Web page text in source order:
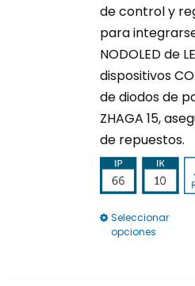
de control y
para
NODOLED de
dispositivos
de diodos de
ZHAGA 15,
de repuestos.
Seleccionar
opciones